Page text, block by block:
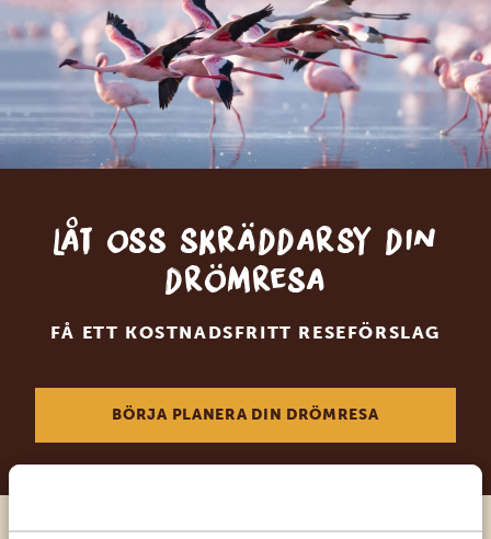
Låt oss skräddarsy din
drömresa
FÅ ETT KOSTNADSFRITT RESEFÖRSLAG
BÖRJA PLANERA DIN DRÖMRESA